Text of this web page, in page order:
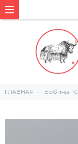
ГЛАВНАЯ Бобины-1С